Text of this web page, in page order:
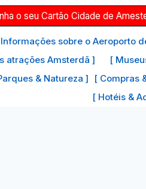
o seu Cartão Cidade de
sobre o Aeroporto
atrações Amsterdã ]
[
& Natureza ]
[ Compras
[ Hotéis &